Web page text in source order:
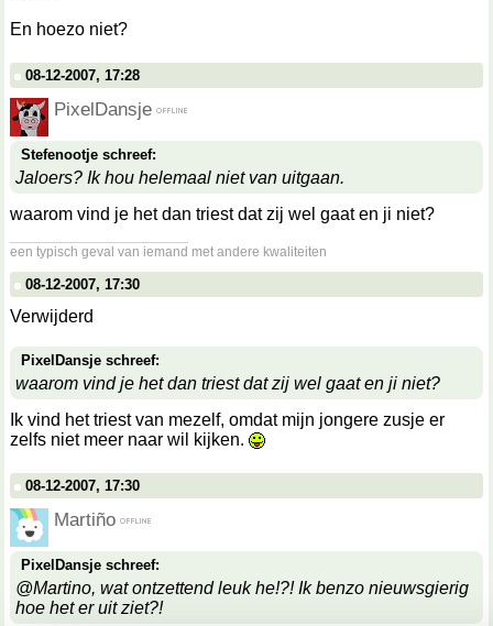
En hoezo niet?
08-12-2007, 17:28
PixelDansje
Stefenootje schreef:
Jaloers? Ik hou helemaal niet van uitgaan.
waarom vind je het dan triest dat zij wel gaat en ji niet?
een typisch geval van iemand met andere kwaliteiten
08-12-2007, 17:30
Verwijderd
PixelDansje schreef:
waarom vind je het dan triest dat zij wel gaat en ji niet?
Ik vind het triest van mezelf, omdat mijn jongere zusje er
zelfs niet meer naar wil kijken.
08-12-2007, 17:30
Martiño
PixelDansje schreef:
@Martino, wat ontzettend leuk he!?! Ik benzo nieuwsgierig
hoe het er uit ziet?!